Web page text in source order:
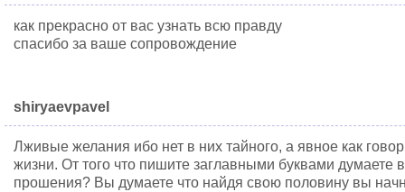
как прекрасно от вас узнать всю правду
спасибо за ваше сопровождение
shiryaevpavel
Лживые желания ибо нет в них тайного, а явное как
жизни. От того что пишите заглавными буквами думаете
прошения? Вы думаете что найдя свою половину вы